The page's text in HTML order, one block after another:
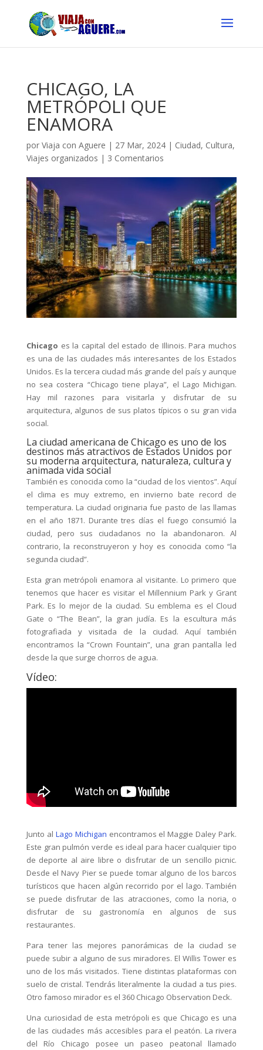
CHICAGO, LA
METRÓPOLI QUE
ENAMORA
por Viaja con Aguere | 27 Mar, 2024| Ciudad, Cultura,
Viajes organizados | 3 Comentarios
Chicago es la capital del estado de Illinois. Para muchos
es una de las ciudades más interesantes de los Estados
Unidos. Es la tercera ciudad más grande del país y aunque
no sea costera “Chicago tiene playa”, el Lago Michigan.
Hay mil razones para visitarla y disfrutar de su
arquitectura, algunos de sus platos típicos o su gran vida
social.
La ciudad americana de Chicago es uno de los
destinos más atractivos de Estados Unidos por
su moderna arquitectura, naturaleza, cultura y
animada vida social
También es conocida como la “ciudad de los vientos”. Aquí
el clima es muy extremo, en invierno bate record de
temperatura. La ciudad originaria fue pasto de las llamas
en el año 1871. Durante tres días el fuego consumió la
ciudad, pero sus ciudadanos no la abandonaron. Al
contrario, la reconstruyeron y hoy es conocida como “la
segunda ciudad”.
Esta gran metrópoli enamora al visitante. Lo primero que
tenemos que hacer es visitar el Millennium Park y Grant
Park. Es lo mejor de la ciudad. Su emblema es el Cloud
Gate o “The Bean”, la gran judía. Es la escultura más
fotografiada y visitada de la ciudad. Aquí también
encontramos la “Crown Fountain”, una gran pantalla led
desde la que surge chorros de agua.
Vídeo:
Junto al Lago Michigan encontramos el Maggie Daley Park.
Este gran pulmón verde es ideal para hacer cualquier tipo
de deporte al aire libre o disfrutar de un sencillo picnic.
Desde el Navy Pier se puede tomar alguno de los barcos
turísticos que hacen algún recorrido por el lago. También
se puede disfrutar de las atracciones, como la noria, o
disfrutar de su gastronomía en algunos de sus
restaurantes.
Para tener las mejores panorámicas de la ciudad se
puede subir a alguno de sus miradores. El Willis Tower es
uno de los más visitados. Tiene distintas plataformas con
suelo de cristal. Tendrás literalmente la ciudad a tus pies.
Otro famoso mirador es el 360 Chicago Observation Deck.
Una curiosidad de esta metrópoli es que Chicago es una
de las ciudades más accesibles para el peatón. La rivera
del Río Chicago posee un paseo peatonal llamado